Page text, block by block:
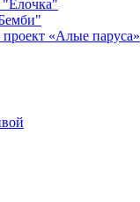
"Ёлочка"
«Алые паруса»